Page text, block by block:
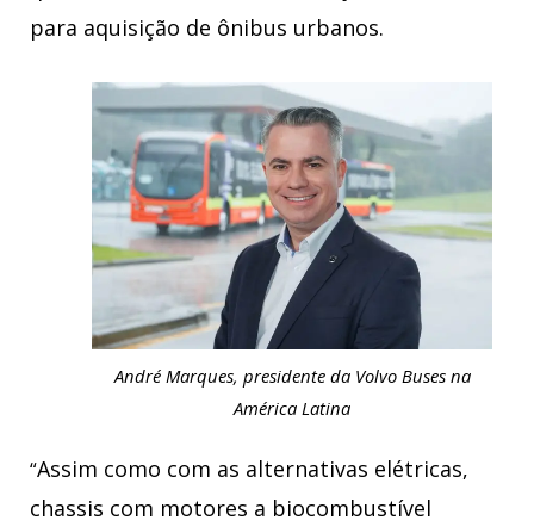
para aquisição de ônibus urbanos.
André Marques, presidente da Volvo Buses na
América Latina
“Assim como com as alternativas elétricas,
chassis com motores a biocombustível